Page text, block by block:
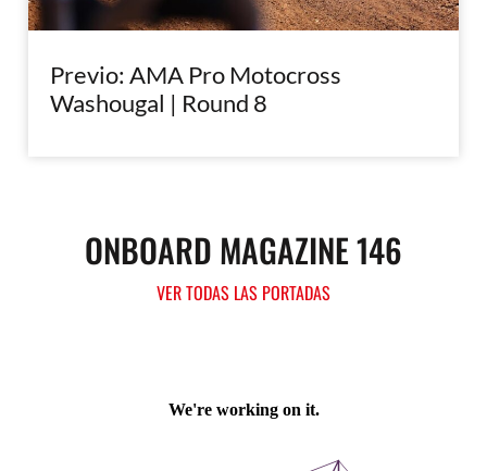
Previo: AMA Pro Motocross
Washougal | Round 8
ONBOARD MAGAZINE 146
VER TODAS LAS PORTADAS